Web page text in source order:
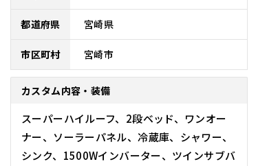
都道府県 宮崎県
市区町村 宮崎市
カスタム内容・装備
スーパーハイルーフ、2段ベッド、ワンオー
ナー、ソーラーパネル、冷蔵庫、シャワー、
シンク、1500Wインバーター、ツインサブバ